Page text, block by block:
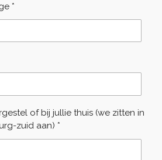
*
of bij jullie thuis (we zitten in
zuid aan) *